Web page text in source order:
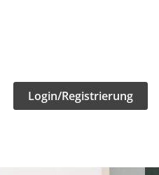
Login/Registrierung